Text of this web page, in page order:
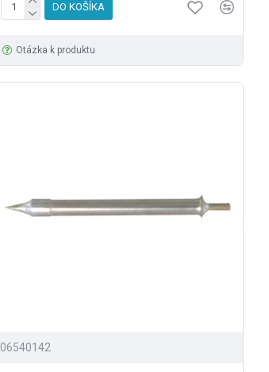
DO KOŠÍKA
Otázka k produktu
06540142